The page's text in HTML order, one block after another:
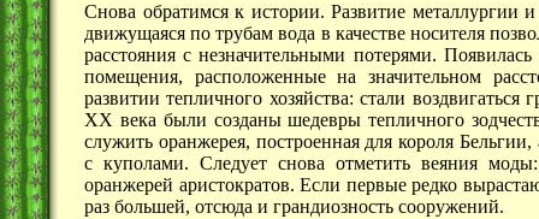
Снова обратимся к истории. Развитие металлургии
движущаяся по трубам вода в качестве носителя
расстояния с незначительными потерями.
помещения, расположенные на значительном
развитии тепличного хозяйства: стали
XX века были созданы шедевры тепличного
служить оранжерея, построенная для короля
с куполами. Следует снова отметить веяния
оранжерей аристократов. Если первые редко
раз большей, отсюда и грандиозность сооружений.